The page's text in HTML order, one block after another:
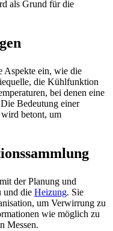
als Grund für die
Aspekte ein, wie die
die Kühlfunktion
bei denen eine
Bedeutung einer
betont, um
der Planung und
und die Heizung. Sie
um Verwirrung zu
wie möglich zu
Messen.